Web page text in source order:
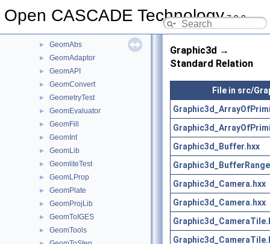
Open CASCADE Technology7.9.0
Geom2dLProp
► GeomAbs
► GeomAdaptor
► GeomAPI
► GeomConvert
► GeometryTest
► GeomEvaluator
► GeomFill
► GeomInt
► GeomLib
► GeomliteTest
► GeomLProp
► GeomPlate
► GeomProjLib
► GeomToIGES
► GeomTools
Graphic3d →
Standard Relation
File in src/
Graphic3d_Buffer.hxx
Graphic3d_Camera.hxx
Graphic3d_Camera.hxx